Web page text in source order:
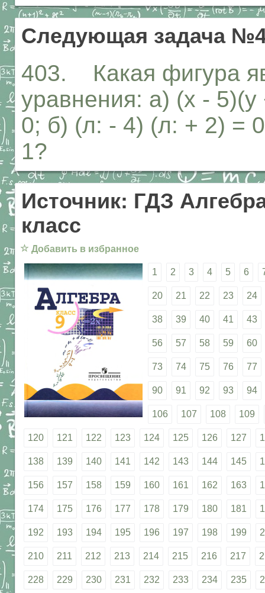
Следующая задача
403. Какая фигура
уравнения: а) (х -
0; б) (л: - 4) (л: + 2) =
1?
Источник: ГДЗ
класс
☆ Добавить в избранное
1 2 3 4 5 6
20 21 22 23 24
38 39 40 41 43
56 57 58 59 60
73 74 75 76 77
90 91 92 93 94
106 107 108 109
120 121 122 123 124 125 126 127
138 139 140 141 142 143 144 145
156 157 158 159 160 161 162 163
174 175 176 177 178 179 180 181
192 193 194 195 196 197 198 199
210 211 212 213 214 215 216 217
228 229 230 231 232 233 234 235